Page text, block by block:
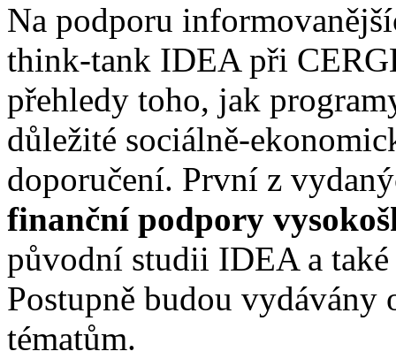
Na podporu
think-tank IDEA při
přehledy toho, jak
důležité sociálně-
doporučení. První z
finanční podpory
původní studii IDEA a
Postupně budou vydávány
tématům.